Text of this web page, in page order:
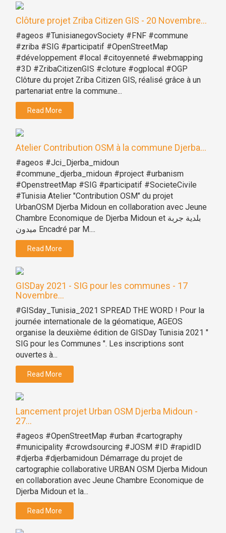
Clôture projet Zriba Citizen GIS - 20 Novembre...
#ageos #TunisianegovSociety #FNF #commune
#zriba #SIG #participatif #OpenStreetMap
#développement #local #citoyenneté #webmapping
#3D #ZribaCitizenGIS #cloture #ogplocal #OGP
Clôture du projet Zriba Citizen GIS, réalisé grâce à un
partenariat entre la commune...
Read More
Atelier Contribution OSM à la commune Djerba...
#ageos #Jci_Djerba_midoun
#commune_djerba_midoun #project #urbanism
#OpenstreetMap #SIG #participatif #SocieteCivile
#Tunisia Atelier "Contribution OSM" du projet
UrbanOSM Djerba Midoun en collaboration avec Jeune
Chambre Economique de Djerba Midoun et بلدية جربة
ميدون Encadré par M....
Read More
GISDay 2021 - SIG pour les communes - 17
Novembre...
#GISday_Tunisia_2021 SPREAD THE WORD ! Pour la
journée internationale de la géomatique, AGEOS
organise la deuxième édition de GISDay Tunisia 2021 "
SIG pour les Communes ". Les inscriptions sont
ouvertes à...
Read More
Lancement projet Urban OSM Djerba Midoun -
27...
#ageos #OpenStreetMap #urban #cartography
#municipality #crowdsourcing #JOSM #ID #rapidID
#djerba #djerbamidoun Démarrage du projet de
cartographie collaborative URBAN OSM Djerba Midoun
en collaboration avec Jeune Chambre Economique de
Djerba Midoun et la...
Read More